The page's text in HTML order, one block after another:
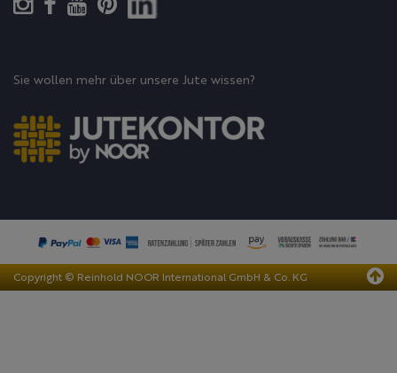
Sie wollen mehr über unsere Jute wissen?
Copyright © Reinhold NOOR International GmbH & Co. KG